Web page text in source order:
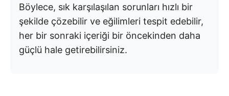
Böylece, sık karşılaşılan sorunları hızlı bir
şekilde çözebilir ve eğilimleri tespit edebilir,
her bir sonraki içeriği bir öncekinden daha
güçlü hale getirebilirsiniz.